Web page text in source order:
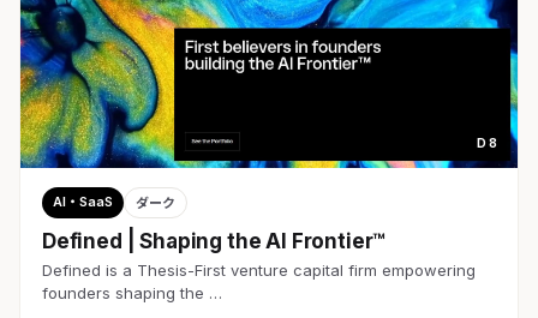
D 8
AI・SaaS ダーク
Defined | Shaping the AI Frontier™
Defined is a Thesis-First venture capital firm empowering
founders shaping the …